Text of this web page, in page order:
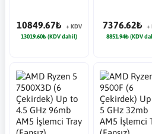
10849.67₺
+ KDV
13019.60₺ (KDV dahil)
7376.62₺
+
8851.94₺ (KDV